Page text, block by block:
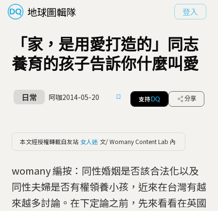
地球圖輯隊 登入
「家，是用愛打造的」同志
養育的孩子告訴你什麼叫愛
日常 阿咖2014-05-20 支持 DQ 分享
本文經授權轉載自友站 女人迷 文/ Womany Content Lab 內
womany 編按：同性婚姻是否該合法化以及
同性夫婦是否有權領養小孩，近來在台灣有越
來越多討論。在下定論之前，先來看看在英國